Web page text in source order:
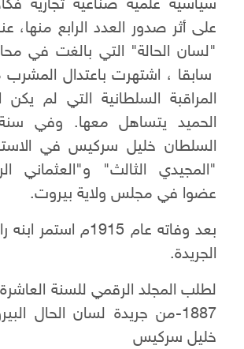
سياسية علمية صناعية تجارية
على أثر صدور العدد الرابع منها،
"لسان الحالة" التي بالغت في
سابقا ، اشتهرت باعتدال المشرب
المراقبة السلطانية التي لم يكن
السلطان خليل سركيس في
"المجيدي الثالث" و"العثماني
عضوا في مجلس ولاية بيروت.
بعد وفاته عام 1915م
الجريدة.
لطلب المجلد الرقمي للسنة
1887-من جريدة لسان الحال
خليل سركيس